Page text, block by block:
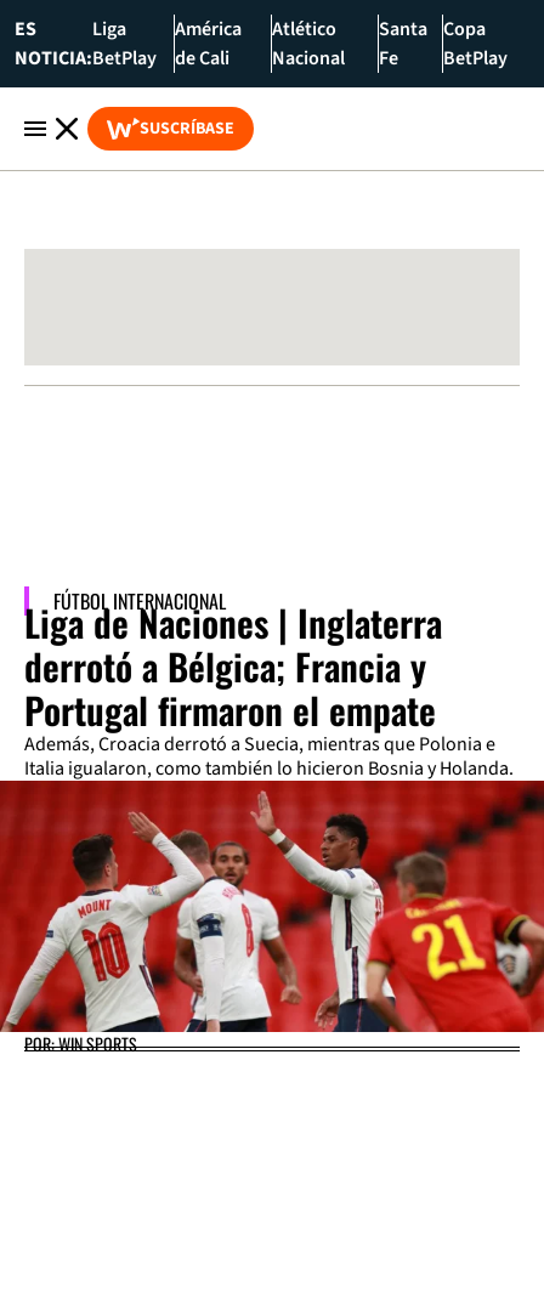
ES
NOTICIA:
Liga
BetPlay
América
de Cali
Atlético
Nacional
Santa
Fe
Copa
BetPlay
SUSCRÍBASE
FÚTBOL INTERNACIONAL
Liga de Naciones | Inglaterra
derrotó a Bélgica; Francia y
Portugal firmaron el empate
Además, Croacia derrotó a Suecia, mientras que Polonia e
Italia igualaron, como también lo hicieron Bosnia y Holanda.
POR: WIN SPORTS